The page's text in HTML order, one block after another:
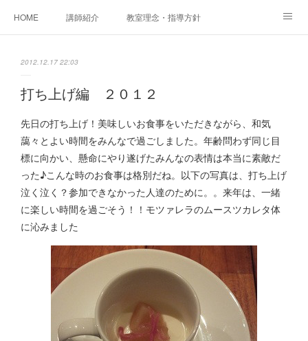
HOME 講師紹介 教室理念・指導方針
ご相談・体験レッスンお申し込み
アクセス 演奏スケジュール
2012.12.17 22:03
打ち上げ編 ２０１２
先日の打ち上げ！美味しいお食事をいただきながら、和気
藹々とよい時間をみんなで過ごしました。年齢問わず同じ目
標に向かい、懸命にやり遂げたみんなの表情は本当に素敵だ
った♪こんな時のお食事は格別だね。以下の写真は、打ち上げ
泣く泣く？参加できなかった人達のために。。来年は、一緒
に楽しい時間を過ごそう！！モツァレラのムースツカレタ体
に沁みました